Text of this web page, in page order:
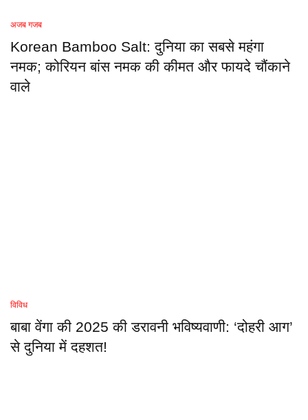
अजब गजब
Korean Bamboo Salt: दुनिया का सबसे महंगा
नमक; कोरियन बांस नमक की कीमत और फायदे चौंकाने
वाले
विविध
बाबा वेंगा की 2025 की डरावनी भविष्यवाणी: ‘दोहरी आग’
से दुनिया में दहशत!